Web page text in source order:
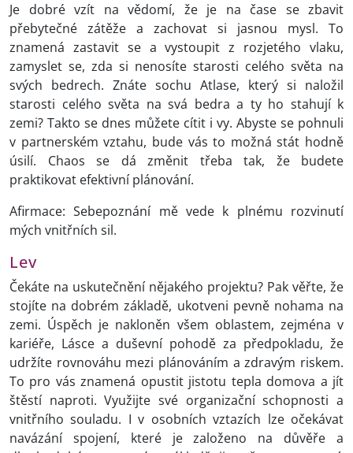
Je dobré vzít na vědomí, že je na čase se zbavit
přebytečné zátěže a zachovat si jasnou mysl. To
znamená zastavit se a vystoupit z rozjetého vlaku,
zamyslet se, zda si nenosíte starosti celého světa na
svých bedrech. Znáte sochu Atlase, který si naložil
starosti celého světa na svá bedra a ty ho stahují k
zemi? Takto se dnes můžete cítit i vy. Abyste se pohnuli
v partnerském vztahu, bude vás to možná stát hodně
úsilí. Chaos se dá změnit třeba tak, že budete
praktikovat efektivní plánování.
Afirmace: Sebepoznání mě vede k plnému rozvinutí
mých vnitřních sil.
Lev
Čekáte na uskutečnění nějakého projektu? Pak věřte, že
stojíte na dobrém základě, ukotveni pevně nohama na
zemi. Úspěch je nakloněn všem oblastem, zejména v
kariéře, Lásce a duševní pohodě za předpokladu, že
udržíte rovnováhu mezi plánováním a zdravým riskem.
To pro vás znamená opustit jistotu tepla domova a jít
štěstí naproti. Využijte své organizační schopnosti a
vnitřního souladu. I v osobních vztazích lze očekávat
navázání spojení, které je založeno na důvěře a